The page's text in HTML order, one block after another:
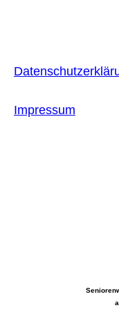
Impressum